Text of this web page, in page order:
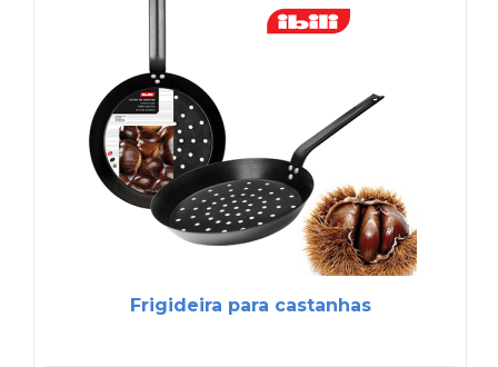
Frigideira para castanhas